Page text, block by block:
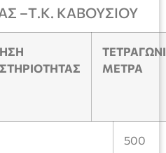
–Τ.Κ. ΚΑΒΟΥΣΙΟΥ
ΜΕΤΡΑ
500